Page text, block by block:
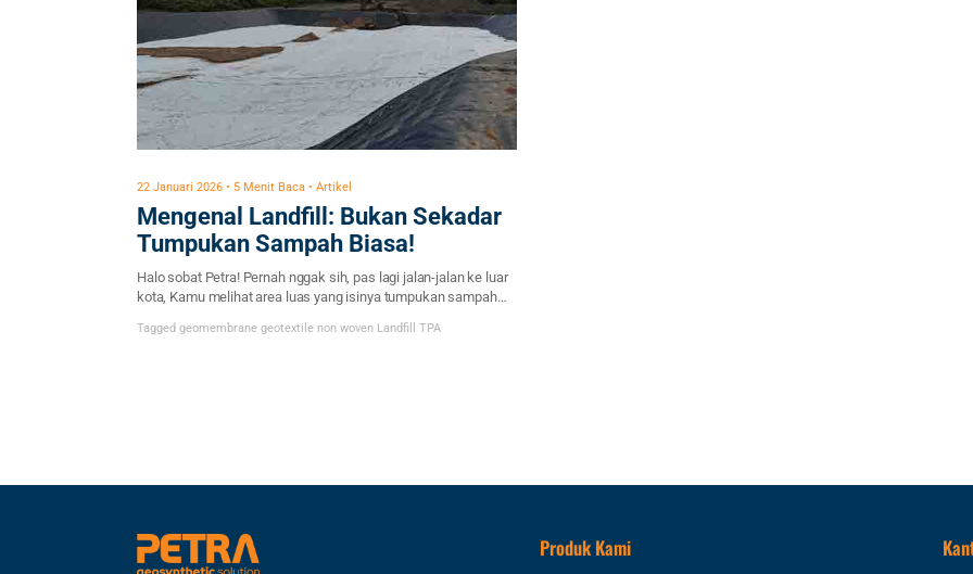
22 Januari 2026 • 5 Menit Baca • Artikel
Mengenal Landfill: Bukan Sekadar
Tumpukan Sampah Biasa!
Halo sobat Petra! Pernah nggak sih, pas lagi jalan-jalan ke luar
kota, Kamu melihat area luas yang isinya tumpukan sampah
“Wah, kotor banget ya.” Tapi, tahukah Kamu kalau di dunia
Tagged geomembrane geotextile non woven Landfill TPA
Produk Kami